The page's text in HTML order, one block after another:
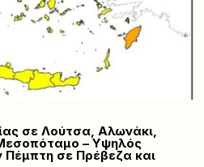
σε Λούτσα, Αλωνάκι,
– Υψηλός
Πέμπτη σε Πρέβεζα και